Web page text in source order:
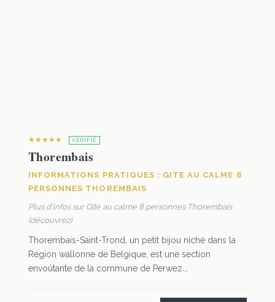
★★★★★ VÉRIFIÉ
Thorembais
INFORMATIONS PRATIQUES : GITE AU CALME 8
PERSONNES THOREMBAIS
Plus d'infos sur Gite au calme 8 personnes Thorembais
(découvrez)
Thorembais-Saint-Trond, un petit bijou niché dans la
Région wallonne de Belgique, est une section
envoûtante de la commune de Perwez.…